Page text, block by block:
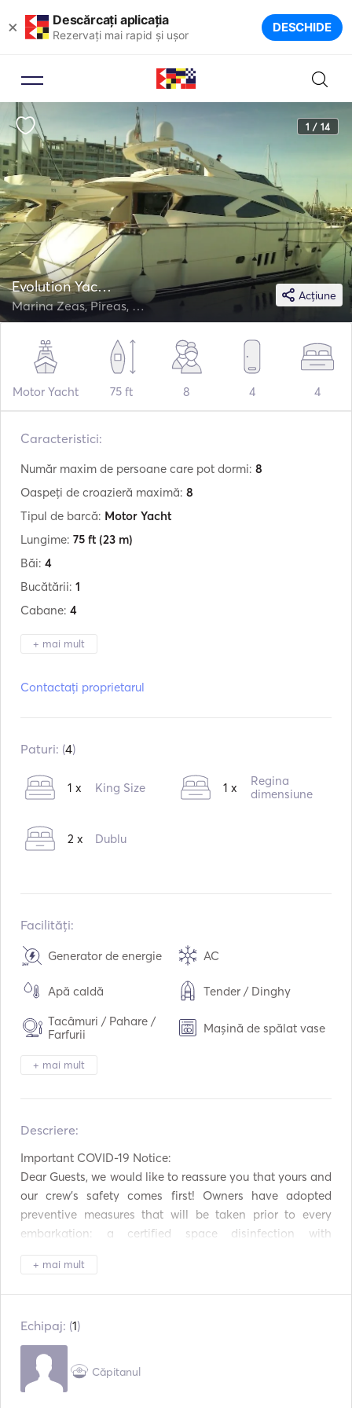
× Descărcați aplicația
Rezervați mai rapid și ușor DESCHIDE
1 / 14
Acțiune
Evolution Yachts 75
Marina Zeas, Pireas, Greece
Motor Yacht 75 ft 8 4 4
Caracteristici:
Număr maxim de persoane care pot dormi: 8
Oaspeți de croazieră maximă: 8
Tipul de barcă: Motor Yacht
Lungime: 75 ft (23 m)
Băi: 4
Bucătării: 1
Cabane: 4
+ mai mult
Motoare:2 x 1675hp
Consumul: 480 L /ora
Capacitatea de combustibil:
Contactați proprietarul
Paturi: (4)
1 x King Size 1 x
Regina
dimensiune
2 x Dublu
Facilități:
Generator de energie AC
Apă caldă Tender / Dinghy
Tacâmuri / Pahare /
Farfurii
Mașină de spălat vase
Aparat de cafea
Prăjitor de pâine
TV prin satelit
Conexiune auxiliară
Mp3 Player / Radio /
Donuts
Jucării de plajă
+ mai mult
Descriere:
Important COVID-19 Notice:
Dear Guests, we would like to reassure you that yours and
our crew's safety comes first! Owners have adopted
preventive measures that will be taken prior to every
embarkation: a certified space disinfection with
linen etc; crew medical checks for COVID-19. Till then,
------------------------------------------------------------------
----------------
For weekly charters, we offer an extra day and two full
meals.
+ mai mult
Echipaj: (1)
Căpitanul